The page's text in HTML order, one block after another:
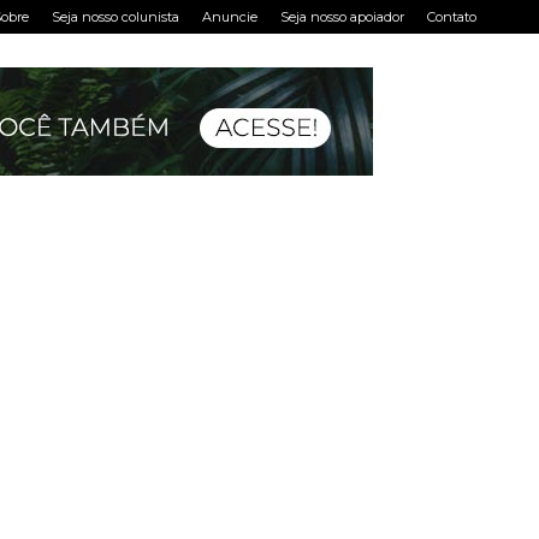
Seja nosso colunista Anuncie Seja nosso apoiador Contato